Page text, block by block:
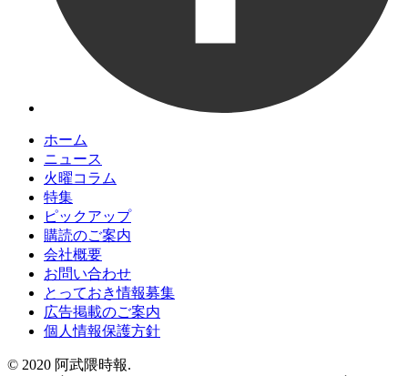
ホーム
ニュース
火曜コラム
特集
ピックアップ
購読のご案内
会社概要
お問い合わせ
とっておき情報募集
広告掲載のご案内
個人情報保護方針
© 2020 阿武隈時報.